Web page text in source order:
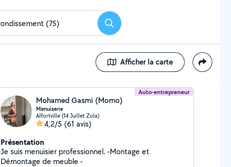
Rechercher
Afficher la carte
Auto-entrepreneur
Mohamed Gasmi (Momo)
Menuiserie
Alfortville (14 Juillet Zola)
4,2/5 (61 avis)
Présentation
Je suis menuisier professionnel. -Montage et
Démontage de meuble -